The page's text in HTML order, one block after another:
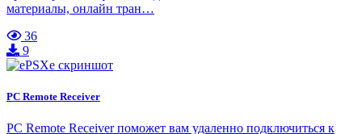
материалы, онлайн тран…
36
9
PC Remote Receiver
PC Remote Receiver поможет вам удаленно подключиться к